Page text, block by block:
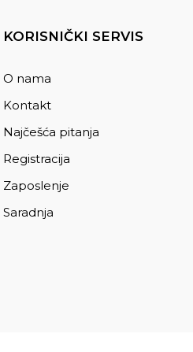
KORISNIČKI SERVIS
O nama
Kontakt
Najčešća pitanja
Registracija
Zaposlenje
Saradnja